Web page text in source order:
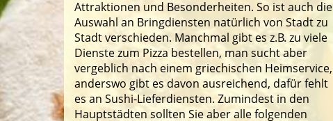
Attraktionen und Besonderheiten. So ist auch die
Auswahl an Bringdiensten natürlich von Stadt zu
Stadt verschieden. Manchmal gibt es z.B. zu viele
Dienste zum Pizza bestellen, man sucht aber
vergeblich nach einem griechischen Heimservice,
anderswo gibt es davon ausreichend, dafür fehlt
es an Sushi-Lieferdiensten. Zumindest in den
Hauptstädten sollten Sie aber alle folgenden